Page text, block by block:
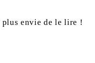
plus envie de le lire !